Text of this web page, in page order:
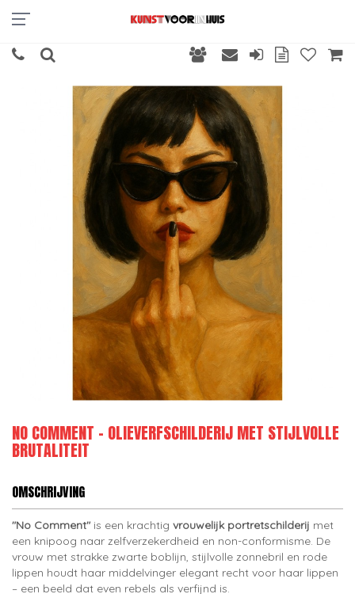
NO COMMENT – OLIEVERFSCHILDERIJ MET STIJLVOLLE
BRUTALITEIT
OMSCHRIJVING
"No Comment" is een krachtig vrouwelijk portretschilderij met
een knipoog naar zelfverzekerdheid en non-conformisme. De
vrouw met strakke zwarte boblijn, stijlvolle zonnebril en rode
lippen houdt haar middelvinger elegant recht voor haar lippen
– een beeld dat even rebels als verfijnd is.